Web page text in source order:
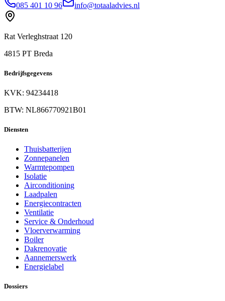
085 401 10 96 info@totaaladvies.nl
Rat Verleghstraat 120
4815 PT Breda
Bedrijfsgegevens
KVK: 94234418
BTW: NL866770921B01
Diensten
Thuisbatterijen
Zonnepanelen
Warmtepompen
Isolatie
Airconditioning
Laadpalen
Energiecontracten
Ventilatie
Service & Onderhoud
Vloerverwarming
Boiler
Dakrenovatie
Aannemerswerk
Energielabel
Dossiers